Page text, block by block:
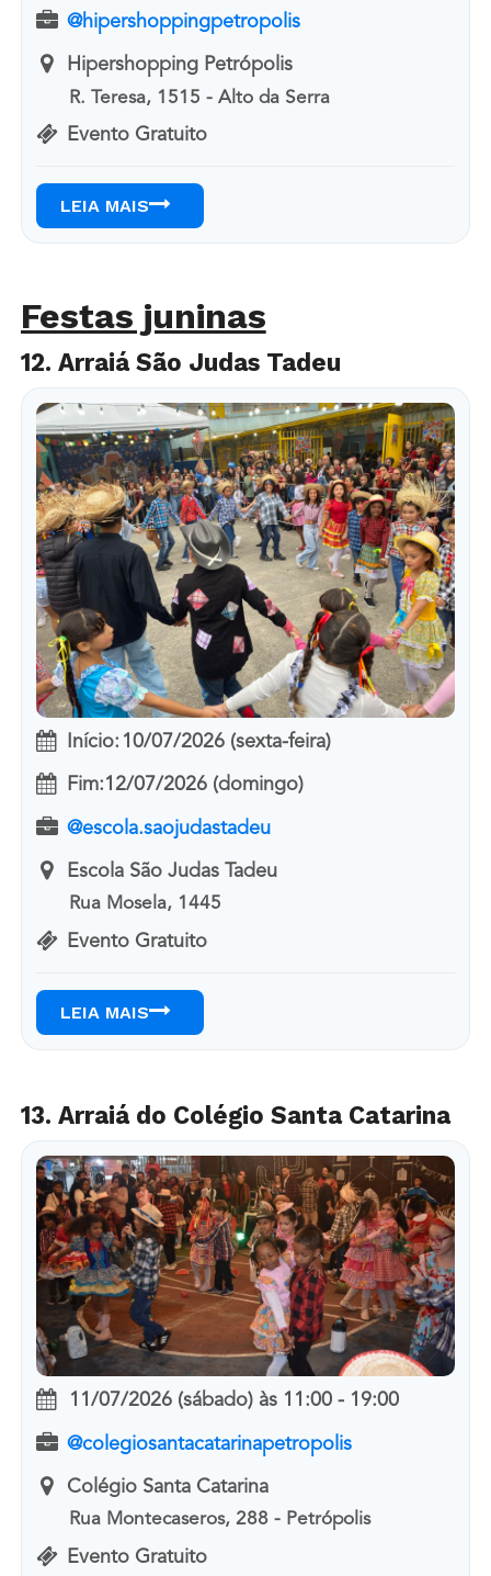
@hipershoppingpetropolis
Hipershopping Petrópolis
R. Teresa, 1515 - Alto da Serra
Evento Gratuito
LEIA MAIS
Festas juninas
12. Arraiá São Judas Tadeu
Início: 10/07/2026 (sexta-feira)
Fim:12/07/2026 (domingo)
@escola.saojudastadeu
Escola São Judas Tadeu
Rua Mosela, 1445
Evento Gratuito
LEIA MAIS
13. Arraiá do Colégio Santa Catarina
11/07/2026 (sábado) às 11:00 - 19:00
@colegiosantacatarinapetropolis
Colégio Santa Catarina
Rua Montecaseros, 288 - Petrópolis
Evento Gratuito